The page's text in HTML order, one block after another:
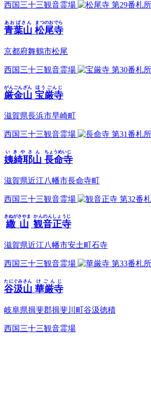
西国三十三観音霊場 第29番札所
青葉山
あおばさん
松尾寺
まつのおでら
京都府舞鶴市松尾
西国三十三観音霊場 第30番札所
厳金山
がんごんざん
宝厳寺
ほうごんじ
滋賀県長浜市早崎町
西国三十三観音霊場 第31番札所
姨綺耶山
いきやさん
長命寺
ちょうめいじ
滋賀県近江八幡市長命寺町
西国三十三観音霊場 第32番
繖山
きぬがさやま
観音正寺
かんのんしょうじ
滋賀県近江八幡市安土町石寺
西国三十三観音霊場 第33番札所
谷汲山
たにぐみさん
華厳寺
けごんじ
岐阜県揖斐郡揖斐川町谷汲徳積
西国三十三観音霊場